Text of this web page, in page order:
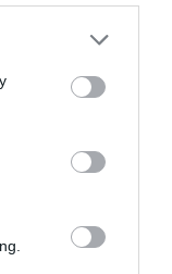
ΣΥΝΑΥΛΙΕΣ
νέα για